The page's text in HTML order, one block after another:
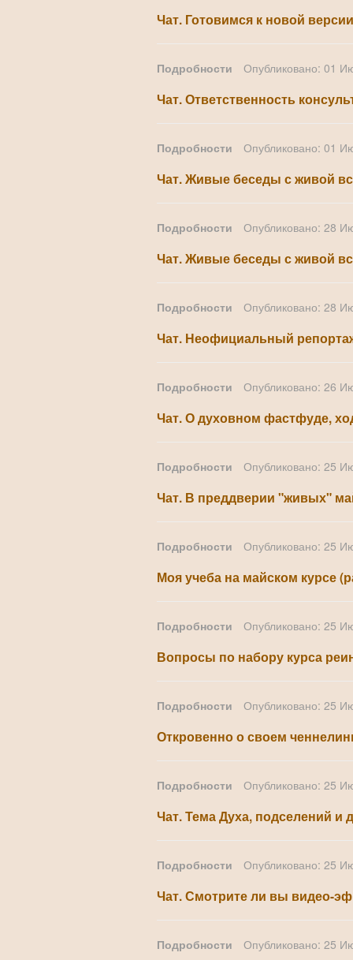
Чат. Готовимся к новой
Подробности Опубликовано: 01
Чат. Ответственность
Подробности Опубликовано: 01
Чат. Живые беседы с живой
Подробности Опубликовано: 28
Чат. Живые беседы с живой
Подробности Опубликовано: 28
Чат. Неофициальный
Подробности Опубликовано: 26
Чат. О духовном фастфуде,
Подробности Опубликовано: 25
Чат. В преддверии "живых"
Подробности Опубликовано: 25
Моя учеба на майском курсе
Подробности Опубликовано: 25
Вопросы по набору курса
Подробности Опубликовано: 25
Откровенно о своем
Подробности Опубликовано: 25
Чат. Тема Духа, подселений и
Подробности Опубликовано: 25
Чат. Смотрите ли вы видео-
Подробности Опубликовано: 25